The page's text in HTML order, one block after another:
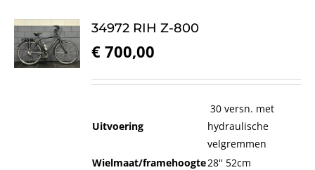
34972 RIH Z-800
€ 700,00
Uitvoering
30 versn. met
hydraulische
velgremmen
Wielmaat/framehoogte28'' 52cm